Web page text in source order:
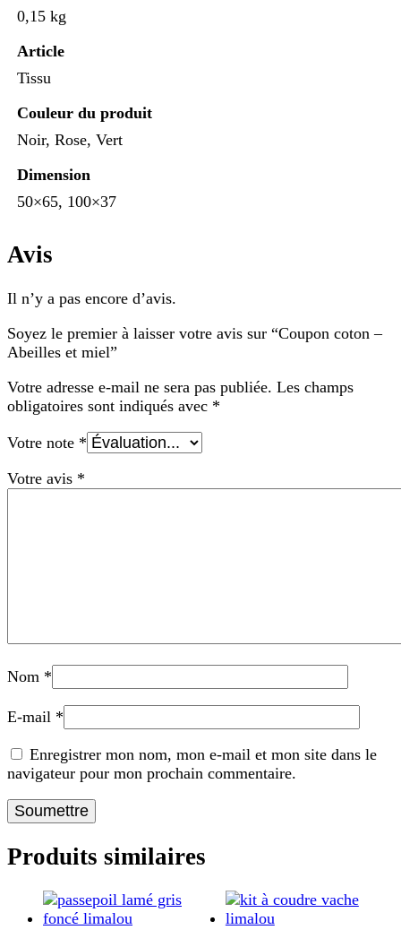
0,15 kg
Article
Tissu
Couleur du produit
Noir, Rose, Vert
Dimension
50×65, 100×37
Avis
Il n’y a pas encore d’avis.
Soyez le premier à laisser votre avis sur “Coupon coton –
Abeilles et miel”
Votre adresse e-mail ne sera pas publiée. Les champs
obligatoires sont indiqués avec *
Votre note *
Votre avis *
Nom *
E-mail *
Enregistrer mon nom, mon e-mail et mon site dans le
navigateur pour mon prochain commentaire.
Produits similaires